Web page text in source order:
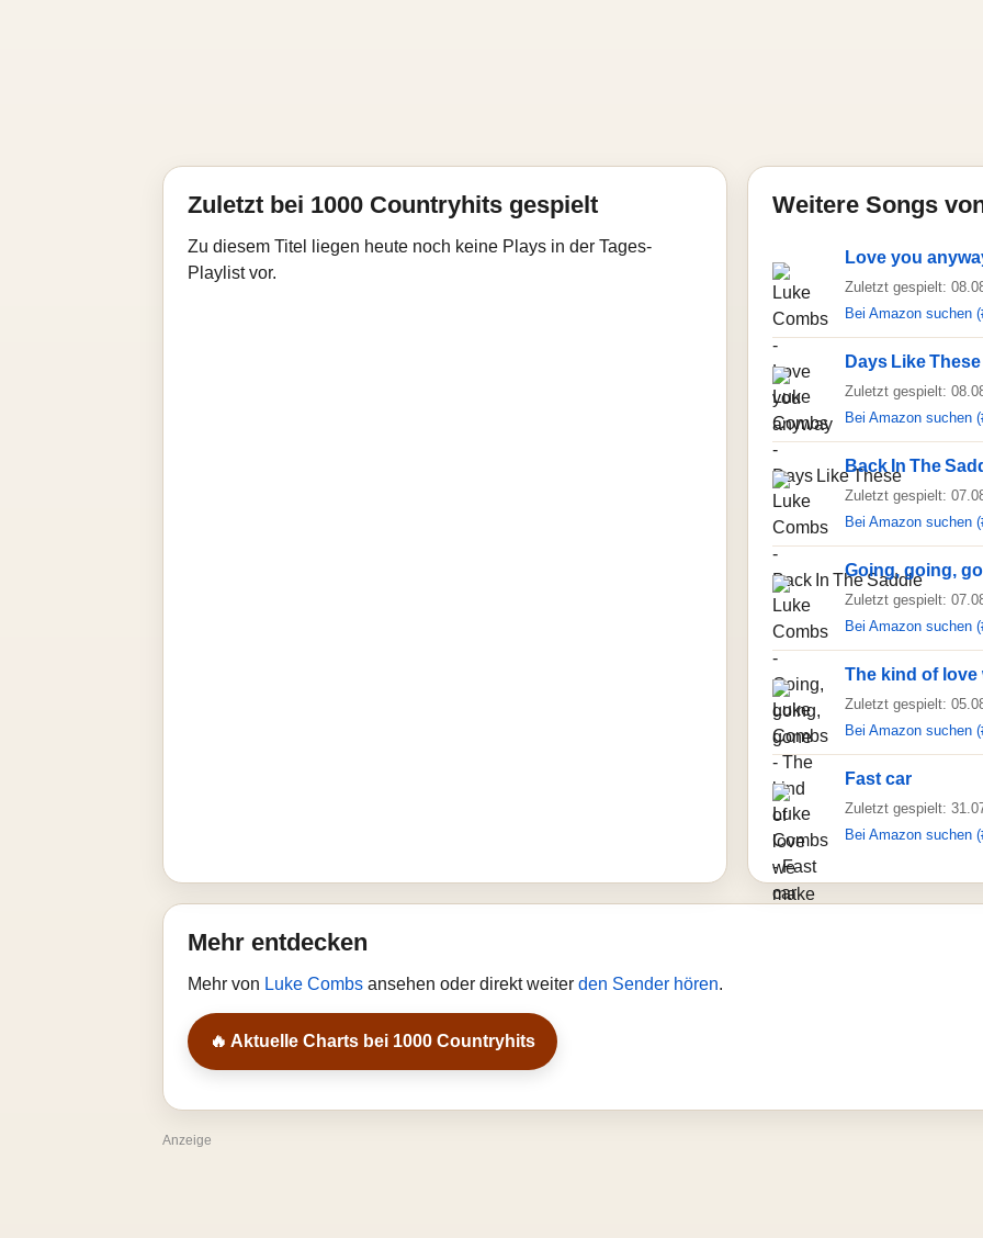
Zuletzt bei 1000 Countryhits gespielt
Zu diesem Titel liegen heute noch keine Plays in der Tages-
Playlist vor.
Weitere Songs
Love you
Zuletzt gespielt:
Bei Amazon suchen
Days Like These
Zuletzt gespielt:
Bei Amazon suchen
Back In The
Zuletzt gespielt:
Bei Amazon suchen
Going, going,
Zuletzt gespielt:
Bei Amazon suchen
The kind of love
Zuletzt gespielt:
Bei Amazon suchen
Fast car
Zuletzt gespielt:
Bei Amazon suchen
Mehr entdecken
Mehr von Luke Combs ansehen oder direkt weiter den Sender hören.
🔥 Aktuelle Charts bei 1000 Countryhits
Anzeige